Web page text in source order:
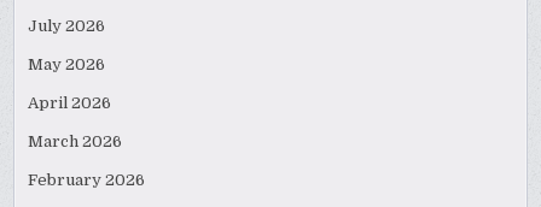
July 2026
May 2026
April 2026
March 2026
February 2026